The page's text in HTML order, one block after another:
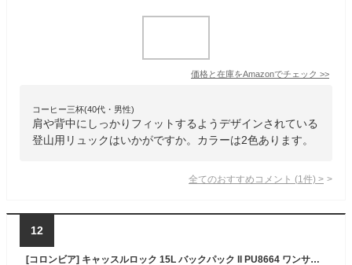
価格と在庫をAmazonでチェック >>
コーヒー三杯(40代・男性)
肩や背中にしっかりフィットするようデザインされている
登山用リュックはいかがですか。カラーは2色あります。
全てのおすすめコメント (1 件) >
12
[コロンビア] キャッスルロック 15L バックパック II PU8664 ワンサイズ Collegiate Navy Pattern